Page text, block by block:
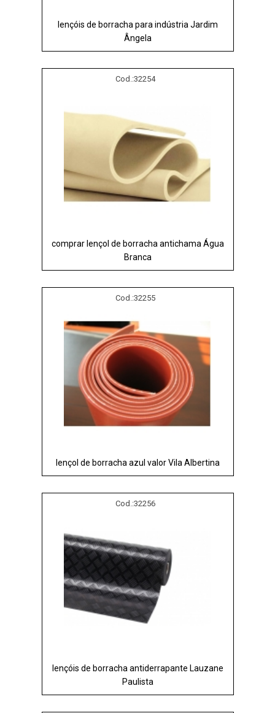
lençóis de borracha para indústria Jardim
Ângela
Cod.:32254
comprar lençol de borracha antichama Água
Branca
Cod.:32255
lençol de borracha azul valor Vila Albertina
Cod.:32256
lençóis de borracha antiderrapante Lauzane
Paulista